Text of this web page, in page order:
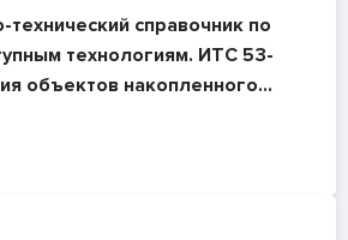
справочник по
технологиям. ИТС 53-
объектов накопленного